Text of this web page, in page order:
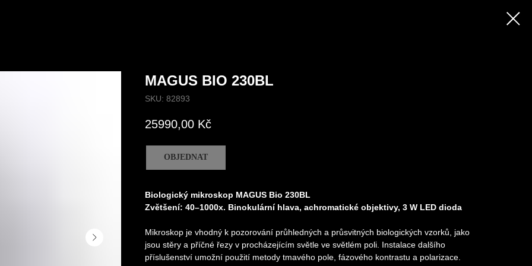
MAGUS BIO 230BL
SKU: 82893
25990,00 Kč
OBJEDNAT
Biologický mikroskop MAGUS Bio 230BL
Zvětšení: 40–1000x. Binokulární hlava, achromatické objektivy, 3 W LED dioda
Mikroskop je vhodný k pozorování průhledných a průsvitných biologických vzorků, jako
jsou stěry a příčné řezy v procházejícím světle ve světlém poli. Instalace dalšího
příslušenství umožní použití metody tmavého pole, fázového kontrastu a polarizace.